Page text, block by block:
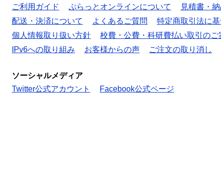
ご利用ガイド ぷらっとオンラインについて
見積書・
配送・決済について
よくあるご質問
特定商取引法に
個人情報取り扱い方針
校費・公費・科研費払い取引のご
IPv6への取り組み
お客様からの声 ご注文の取り消し
ソーシャルメディア
Twitter公式アカウント
Facebook公式ページ